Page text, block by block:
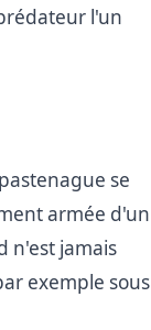
l'un
se
armée d'un
n'est jamais
exemple sous